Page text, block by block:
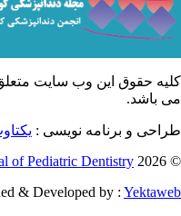
حقوق این وب سایت متعلق
باشد.
و برنامه نویسی :
©
of Pediatric Dentistry
& Developed by :